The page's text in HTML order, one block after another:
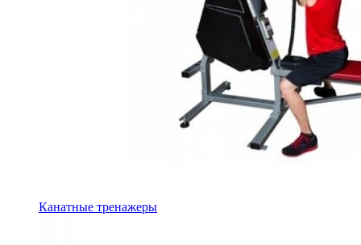
Канатные тренажеры